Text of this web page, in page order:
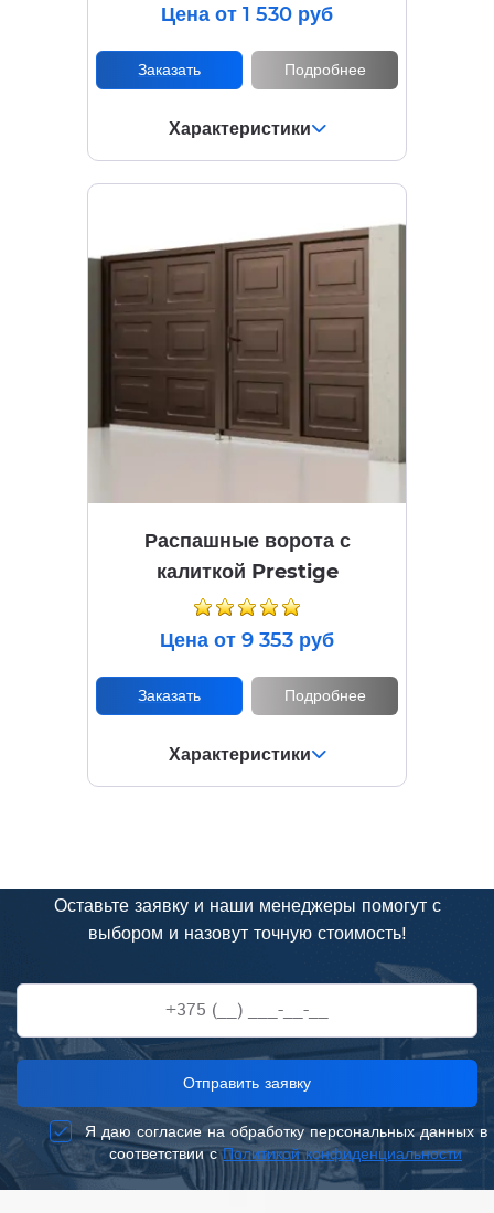
Цена от 1 530 руб
Заказать Подробнее
Характеристики
Распашные ворота с
калиткой Prestige
Цена от 9 353 руб
Заказать Подробнее
Характеристики
Оставьте заявку и наши менеджеры помогут с
выбором и назовут точную стоимость!
+375 (__) ___-__-__
Отправить заявку
Я даю согласие на обработку персональных данных в
соответствии сПолитикой конфиденциальности